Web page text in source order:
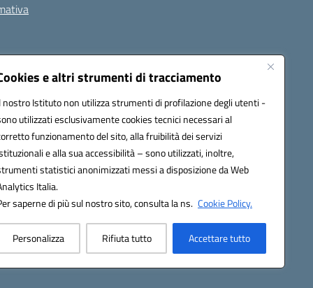
e altri strumenti di tracciamento
nostro Istituto non utilizza strumenti di profilazione degli utenti -
utilizzati esclusivamente cookies tecnici necessari al
funzionamento del sito, alla fruibilità dei servizi
e alla sua accessibilità – sono utilizzati, inoltre,
statistici anonimizzati messi a disposizione da Web
Italia.
saperne di più sul nostro sito, consulta la ns. Cookie Policy.
Personalizza Rifiuta tutto Accettare tutto